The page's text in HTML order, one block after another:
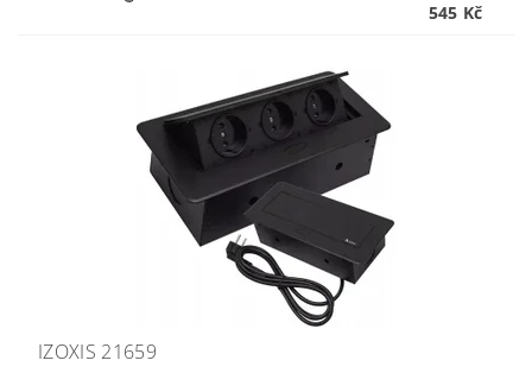
545 Kč
IZOXIS 21659